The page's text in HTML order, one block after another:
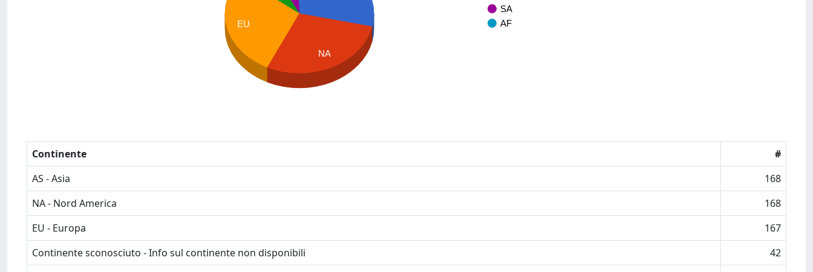
SA
AF
EU
NA
Continente
#
AS - Asia
168
NA - Nord America
168
EU - Europa
167
Continente sconosciuto - Info sul continente non disponibili
42